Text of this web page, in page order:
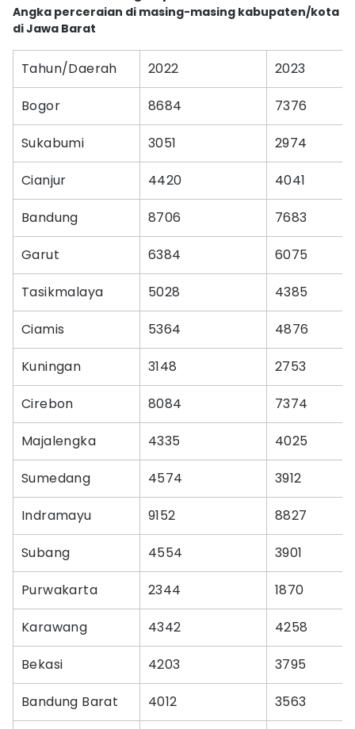
Angka perceraian di masing-masing kabupaten/kota
di Jawa Barat
Tahun/Daerah 2022 2023
Bogor 8684 7376
Sukabumi 3051 2974
Cianjur 4420 4041
Bandung 8706 7683
Garut 6384 6075
Tasikmalaya 5028 4385
Ciamis 5364 4876
Kuningan 3148 2753
Cirebon 8084 7374
Majalengka 4335 4025
Sumedang 4574 3912
Indramayu 9152 8827
Subang 4554 3901
Purwakarta 2344 1870
Karawang 4342 4258
Bekasi 4203 3795
Bandung Barat 4012 3563